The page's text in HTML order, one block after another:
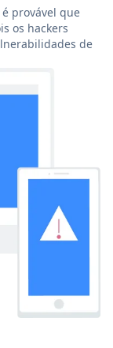
provável que
os hackers
de